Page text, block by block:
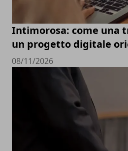
Intimorosa: come una
un progetto digitale
08/11/2026